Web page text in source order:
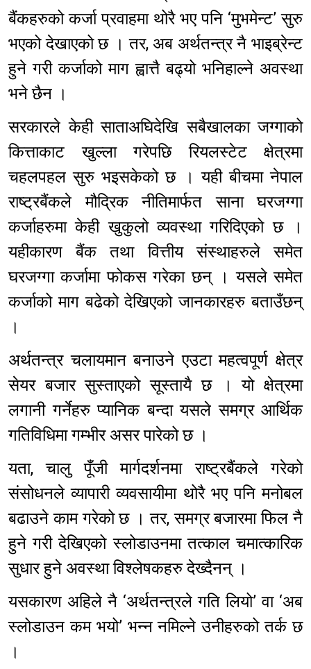
बैंकहरुको कर्जा प्रवाहमा थोरै भए पनि ‘मुभमेन्ट’ सुरु
भएको देखाएको छ । तर, अब अर्थतन्त्र नै भाइब्रेन्ट
हुने गरी कर्जाको माग ह्वात्तै बढ्यो भनिहाल्ने अवस्था
भने छैन ।
सरकारले केही साताअघिदेखि सबैखालका जग्गाको
कित्ताकाट खुल्ला गरेपछि रियलस्टेट क्षेत्रमा
चहलपहल सुरु भइसकेको छ । यही बीचमा नेपाल
राष्ट्रबैंकले मौद्रिक नीतिमार्फत साना घरजग्गा
कर्जाहरुमा केही खुकुलो व्यवस्था गरिदिएको छ ।
यहीकारण बैंक तथा वित्तीय संस्थाहरुले समेत
घरजग्गा कर्जामा फोकस गरेका छन् । यसले समेत
कर्जाको माग बढेको देखिएको जानकारहरु बताउँछन्
।
अर्थतन्त्र चलायमान बनाउने एउटा महत्वपूर्ण क्षेत्र
सेयर बजार सुस्ताएको सूस्तायै छ । यो क्षेत्रमा
लगानी गर्नेहरु प्यानिक बन्दा यसले समग्र आर्थिक
गतिविधिमा गम्भीर असर पारेको छ ।
यता, चालु पूँजी मार्गदर्शनमा राष्ट्रबैंकले गरेको
संसोधनले व्यापारी व्यवसायीमा थोरै भए पनि मनोबल
बढाउने काम गरेको छ । तर, समग्र बजारमा फिल नै
हुने गरी देखिएको स्लोडाउनमा तत्काल चमात्कारिक
सुधार हुने अवस्था विश्लेषकहरु देख्दैनन् ।
यसकारण अहिले नै ‘अर्थतन्त्रले गति लियो’ वा ‘अब
स्लोडाउन कम भयो’ भन्न नमिल्ने उनीहरुको तर्क छ
।